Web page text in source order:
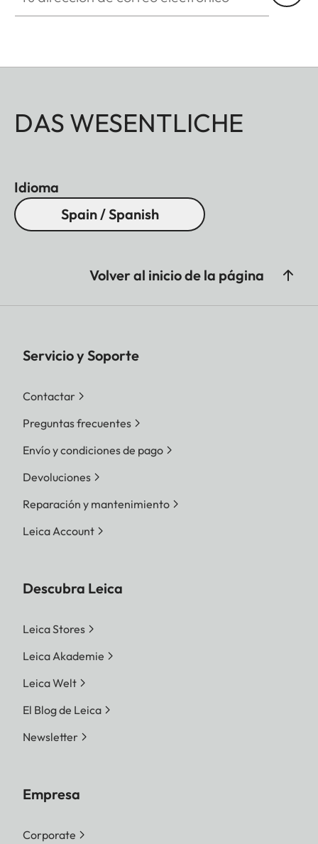
DAS WESENTLICHE
Idioma
Spain / Spanish
Volver al inicio de la página
Servicio y Soporte
Contactar
Preguntas frecuentes
Envío y condiciones de pago
Devoluciones
Reparación y mantenimiento
Leica Account
Descubra Leica
Leica Stores
Leica Akademie
Leica Welt
El Blog de Leica
Newsletter
Empresa
Corporate